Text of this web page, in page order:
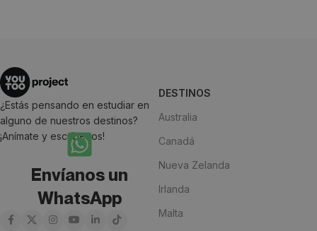
¿Estás pensando en estudiar en
alguno de nuestros destinos?
¡Anímate y escríbenos!
Envíanos un
WhatsApp
DESTINOS
Australia
Canadá
Nueva Zelanda
Irlanda
Malta